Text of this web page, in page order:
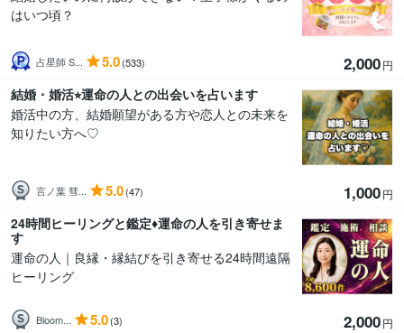
はいつ頃？
占星師 S... 5.0(533) 2,000円
結婚・婚活⭐︎運命の人との出会いを占います
婚活中の方、結婚願望がある方や恋人との未来を
知りたい方へ♡
言ノ葉 彗... 5.0(47) 1,000円
24時間ヒーリングと鑑定♦運命の人を引き寄せま
す
運命の人｜良縁・縁結びを引き寄せる24時間遠隔
ヒーリング
Bloom... 5.0(3) 2,000円